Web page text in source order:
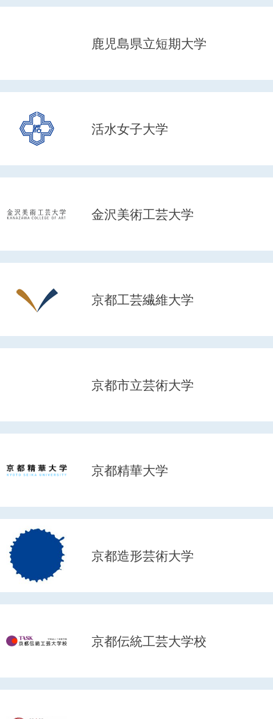
鹿児島県立短期大学
活水女子大学
金沢美術工芸大学
京都工芸繊維大学
京都市立芸術大学
京都精華大学
京都造形芸術大学
京都伝統工芸大学校